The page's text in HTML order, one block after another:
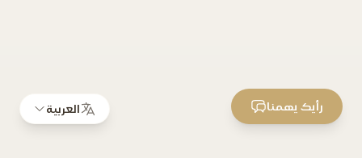
العربية رأيك يهمنا